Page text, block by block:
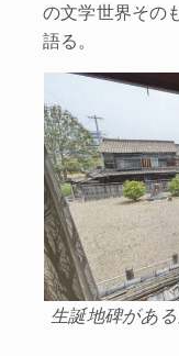
の文学世界その
語る。
生誕地碑があ